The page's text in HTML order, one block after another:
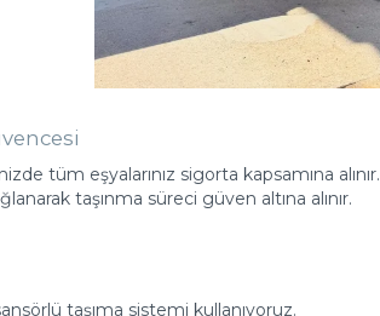
tüm eşyalarınız sigorta kapsamına alınır.
taşınma süreci güven altına alınır.
taşıma sistemi kullanıyoruz.